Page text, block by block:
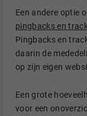
Een andere optie
pingbacks en
Pingbacks en
daarin de
op zijn eigen
Een grote
voor een